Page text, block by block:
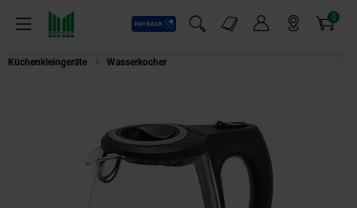
Menü
Payback
Suchfeld einblenden
Markt-Angebote 0
Artikel
Küchenkleingeräte Wasserkocher